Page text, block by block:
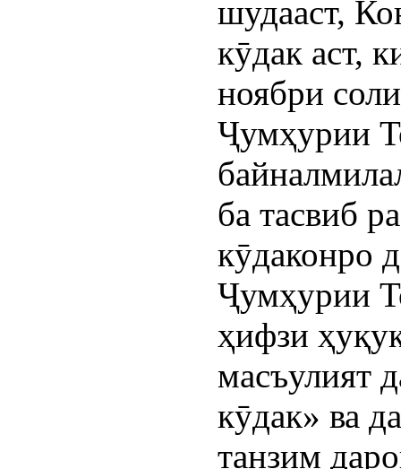
шудааст,
кӯдак аст,
ноябри
Ҷумҳурии
ба тасвиб
кӯдаконро
Ҷумҳурии
ҳифзи
масъулият
кӯдак» ва
танзим